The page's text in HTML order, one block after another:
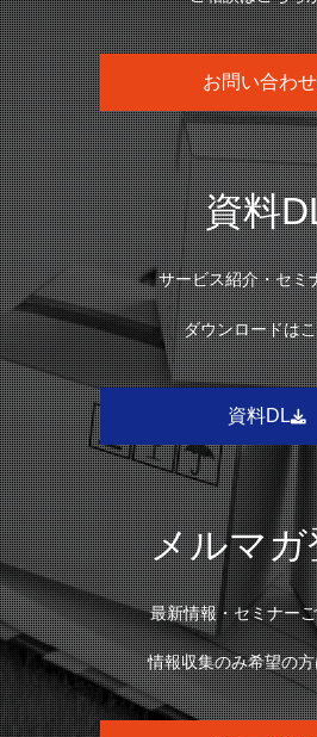
お問い合わせ
資料
サービス紹介・セミ
ダウンロードは
資料DL
メルマガ
最新情報・セミナー
情報収集のみ希望の